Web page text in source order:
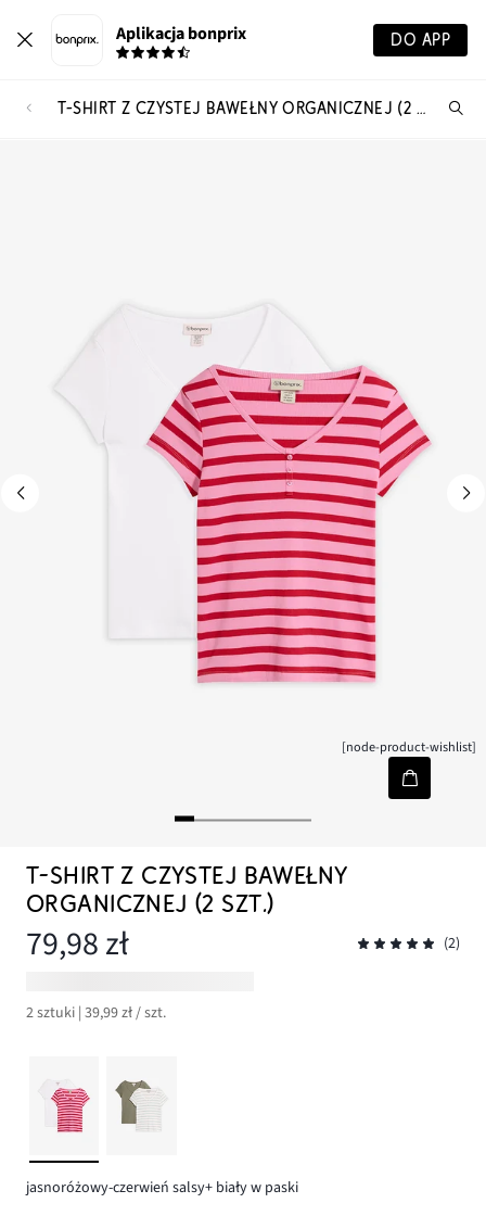
Aplikacja bonprix DO APP
T-SHIRT Z CZYSTEJ BAWEŁNY ORGANICZNEJ (2 SZT.)
[node-product-wishlist]
T-SHIRT Z CZYSTEJ BAWEŁNY
ORGANICZNEJ (2 SZT.)
79,98 zł (2)
2 sztuki | 39,99 zł / szt.
jasnoróżowy-czerwień salsy+ biały w paski